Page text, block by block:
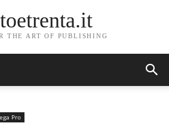
THE ART OF PUBLISHING
Pro